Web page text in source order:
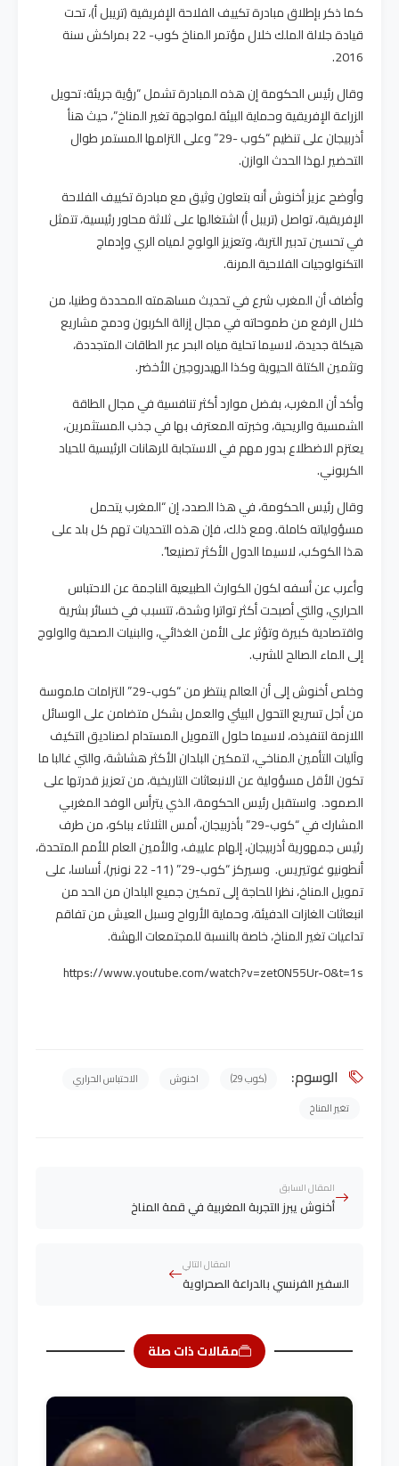
كما ذكر بإطلاق مبادرة تكييف الفلاحة الإفريقية (تريبل أ)، تحت
قيادة جلالة الملك خلال مؤتمر المناخ كوب- 22 بمراكش سنة
2016.
وقال رئيس الحكومة إن هذه المبادرة تشمل “رؤية جريئة: تحويل
الزراعة الإفريقية وحماية البيئة لمواجهة تغير المناخ”، حيث هنأ
أذربيجان على تنظيم “كوب -29” وعلى التزامها المستمر طوال
التحضير لهذا الحدث الوازن.
وأوضح عزيز أخنوش أنه بتعاون وثيق مع مبادرة تكييف الفلاحة
الإفريقية، تواصل (تريبل أ) اشتغالها على ثلاثة محاور رئيسية، تتمثل
في تحسين تدبير التربة، وتعزيز الولوج لمياه الري وإدماج
التكنولوجيات الفلاحية المرنة.
وأضاف أن المغرب شرع في تحديث مساهمته المحددة وطنيا، من
خلال الرفع من طموحاته في مجال إزالة الكربون ودمج مشاريع
هيكلة جديدة، لاسيما تحلية مياه البحر عبر الطاقات المتجددة،
وتثمين الكتلة الحيوية وكذا الهيدروجين الأخضر.
وأكد أن المغرب، بفضل موارد أكثر تنافسية في مجال الطاقة
الشمسية والريحية، وخبرته المعترف بها في جذب المستثمرين،
يعتزم الاضطلاع بدور مهم في الاستجابة للرهانات الرئيسية للحياد
الكربوني.
وقال رئيس الحكومة، في هذا الصدد، إن “المغرب يتحمل
مسؤولياته كاملة. ومع ذلك، فإن هذه التحديات تهم كل بلد على
هذا الكوكب، لاسيما الدول الأكثر تصنيعا”.
وأعرب عن أسفه لكون الكوارث الطبيعية الناجمة عن الاحتباس
الحراري، والتي أصبحت أكثر تواترا وشدة، تتسبب في خسائر بشرية
واقتصادية كبيرة وتؤثر على الأمن الغذائي، والبنيات الصحية والولوج
إلى الماء الصالح للشرب.
وخلص أخنوش إلى أن العالم ينتظر من “كوب-29” التزامات ملموسة
من أجل تسريع التحول البيئي والعمل بشكل متضامن على الوسائل
اللازمة لتنفيذه، لاسيما حلول التمويل المستدام لصناديق التكيف
وآليات التأمين المناخي، لتمكين البلدان الأكثر هشاشة، والتي غالبا ما
تكون الأقل مسؤولية عن الانبعاثات التاريخية، من تعزيز قدرتها على
الصمود. واستقبل رئيس الحكومة، الذي يترأس الوفد المغربي
المشارك في “كوب-29” بأذربيجان، أمس الثلاثاء بباكو، من طرف
رئيس جمهورية أذربيجان، إلهام علييف، والأمين العام للأمم المتحدة،
أنطونيو غوتيريس. وسيركز “كوب-29” (11- 22 نونبر)، أساسا، على
تمويل المناخ، نظرا للحاجة إلى تمكين جميع البلدان من الحد من
انبعاثات الغازات الدفيئة، وحماية الأرواح وسبل العيش من تفاقم
تداعيات تغير المناخ، خاصة بالنسبة للمجتمعات الهشة.
https://www.youtube.com/watch?v=zet0N55Ur-0&t=1s
الوسوم: (كوب 29) اخنوش
الاحتباس الحراري
تغير المناخ
المقال السابق
أخنوش يبرز التجربة المغربية في قمة المناخ
المقال التالي
السفير الفرنسي بالدراعة الصحراوية
مقالات ذات صلة